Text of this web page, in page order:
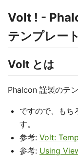
Volt ! -
テンプレー
Volt とは
Phalcon 謹製のテ
ですので、もち
す。
参考: Volt:
参考: Using